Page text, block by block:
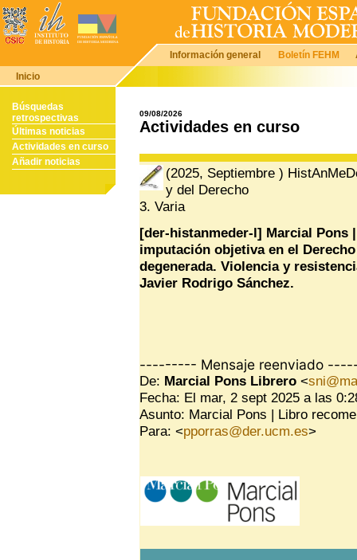
Información general Boletín FEHM
Inicio
Búsquedas
retrospectivas
Últimas noticias
Actividades en curso
Añadir noticias
09/08/2026
Actividades en curso
(2025, Septiembre )
y del Derecho
3. Varia
[der-histanmeder-l] Marcial Pons
imputación objetiva en el
degenerada. Violencia y
Javier Rodrigo Sánchez.
--------- Mensaje reenviado
De: Marcial Pons Librero <
Fecha: El mar, 2 sept 2025 a las
Asunto: Marcial Pons | Libro
Para: <pporras@der.ucm.es>